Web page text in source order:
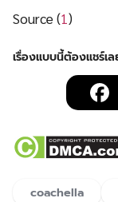
Source (1)
coachella